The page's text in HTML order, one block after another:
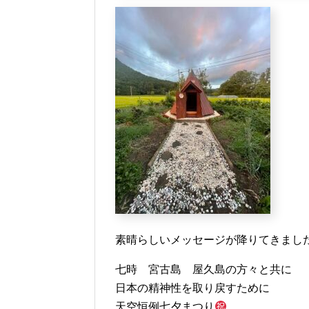
素晴らしいメッセージが降りてきまし
七時 宮古島 屋久島の方々と共に
日本の精神性を取り戻すために